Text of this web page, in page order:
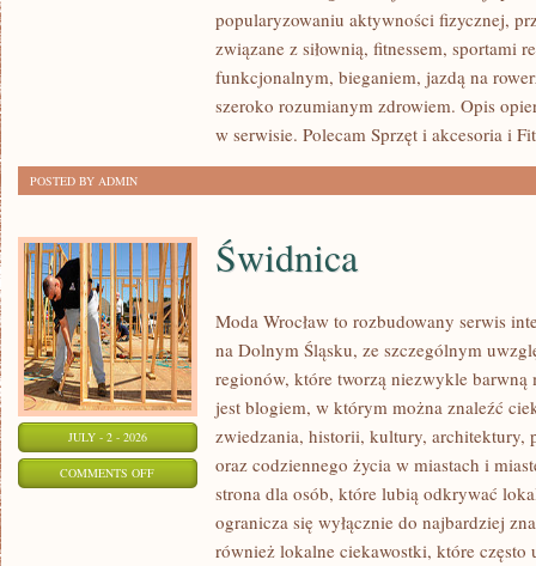
PSYCHOLOGIA
popularyzowaniu aktywności fizycznej,
związane z siłownią, fitnessem, sportami
funkcjonalnym, bieganiem, jazdą na
szeroko rozumianym zdrowiem. Opis
w serwisie. Polecam Sprzęt i akcesoria i
POSTED BY ADMIN
JULY - 2 - 2026
COMMENTS OFFON
Świdnica
Moda Wrocław to rozbudowany serwis
na Dolnym Śląsku, ze szczególnym
regionów, które tworzą niezwykle barwną
jest blogiem, w którym można znaleźć
zwiedzania, historii, kultury, architektury,
oraz codziennego życia w miastach i
strona dla osób, które lubią odkrywać
ogranicza się wyłącznie do najbardziej
również lokalne ciekawostki, które często